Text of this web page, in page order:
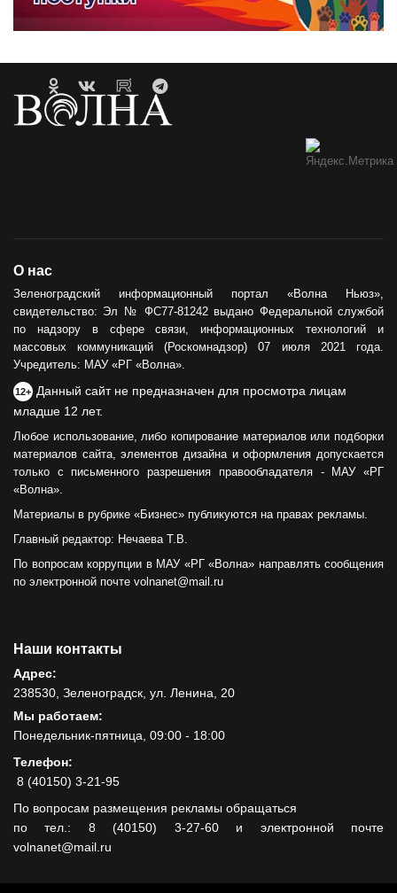
О нас
Зеленоградский информационный портал «Волна Ньюз»,
свидетельство: Эл № ФС77-81242 выдано Федеральной службой
по надзору в сфере связи, информационных технологий и
массовых коммуникаций (Роскомнадзор) 07 июля 2021 года.
Учредитель: МАУ «РГ «Волна».
12+ Данный сайт не предназначен для просмотра лицам
младше 12 лет.
Любое использование, либо копирование материалов или подборки
материалов сайта, элементов дизайна и оформления допускается
только с письменного разрешения правообладателя - МАУ «РГ
«Волна».
Материалы в рубрике «Бизнес» публикуются на правах рекламы.
Главный редактор: Нечаева Т.В.
По вопросам коррупции в МАУ «РГ «Волна» направлять сообщения
по электронной почте volnanet@mail.ru
Наши контакты
Адрес:
238530, Зеленоградск, ул. Ленина, 20
Мы работаем:
Понедельник-пятница, 09:00 - 18:00
Телефон:
8 (40150) 3-21-95
По вопросам размещения рекламы обращаться
по тел.: 8 (40150) 3-27-60 и электронной почте
volnanet@mail.ru